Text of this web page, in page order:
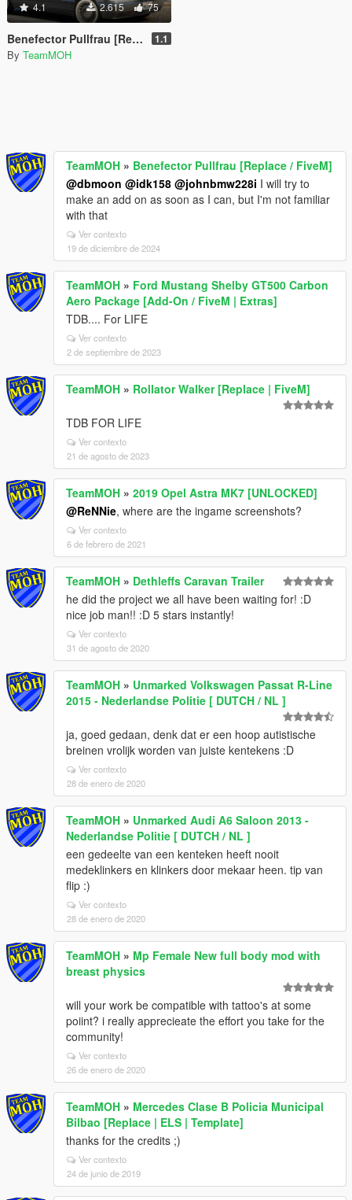
4.1 2.615 75
Benefector Pullfrau [Replace / FiveM] 1.1
By TeamMOH
TeamMOH » Benefector Pullfrau [Replace / FiveM]
@dbmoon @idk158 @johnbmw228i I will try to
make an add on as soon as I can, but I'm not familiar
with that
Ver contexto
19 de diciembre de 2024
TeamMOH » Ford Mustang Shelby GT500 Carbon
Aero Package [Add-On / FiveM | Extras]
TDB.... For LIFE
Ver contexto
2 de septiembre de 2023
TeamMOH » Rollator Walker [Replace | FiveM]
TDB FOR LIFE
Ver contexto
21 de agosto de 2023
TeamMOH » 2019 Opel Astra MK7 [UNLOCKED]
@ReNNie, where are the ingame screenshots?
Ver contexto
6 de febrero de 2021
TeamMOH » Dethleffs Caravan Trailer
he did the project we all have been waiting for! :D
nice job man!! :D 5 stars instantly!
Ver contexto
31 de agosto de 2020
TeamMOH » Unmarked Volkswagen Passat R-Line
2015 - Nederlandse Politie [ DUTCH / NL ]
ja, goed gedaan, denk dat er een hoop autistische
breinen vrolijk worden van juiste kentekens :D
Ver contexto
28 de enero de 2020
TeamMOH » Unmarked Audi A6 Saloon 2013 -
Nederlandse Politie [ DUTCH / NL ]
een gedeelte van een kenteken heeft nooit
medeklinkers en klinkers door mekaar heen. tip van
flip :)
Ver contexto
28 de enero de 2020
TeamMOH » Mp Female New full body mod with
breast physics
will your work be compatible with tattoo's at some
poiint? i really apprecieate the effort you take for the
community!
Ver contexto
26 de enero de 2020
TeamMOH » Mercedes Clase B Policia Municipal
Bilbao [Replace | ELS | Template]
thanks for the credits ;)
Ver contexto
24 de junio de 2019